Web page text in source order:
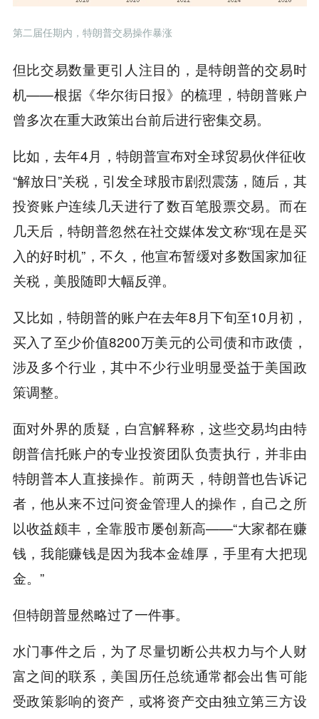
第二届任期内，特朗普交易操作暴涨
但比交易数量更引人注目的，是特朗普的交易时
机——根据《华尔街日报》的梳理，特朗普账户
曾多次在重大政策出台前后进行密集交易。
比如，去年4月，特朗普宣布对全球贸易伙伴征收
“解放日”关税，引发全球股市剧烈震荡，随后，其
投资账户连续几天进行了数百笔股票交易。而在
几天后，特朗普忽然在社交媒体发文称“现在是买
入的好时机”，不久，他宣布暂缓对多数国家加征
关税，美股随即大幅反弹。
又比如，特朗普的账户在去年8月下旬至10月初，
买入了至少价值8200万美元的公司债和市政债，
涉及多个行业，其中不少行业明显受益于美国政
策调整。
面对外界的质疑，白宫解释称，这些交易均由特
朗普信托账户的专业投资团队负责执行，并非由
特朗普本人直接操作。前两天，特朗普也告诉记
者，他从来不过问资金管理人的操作，自己之所
以收益颇丰，全靠股市屡创新高——“大家都在赚
钱，我能赚钱是因为我本金雄厚，手里有大把现
金。”
但特朗普显然略过了一件事。
水门事件之后，为了尽量切断公共权力与个人财
富之间的联系，美国历任总统通常都会出售可能
受政策影响的资产，或将资产交由独立第三方设